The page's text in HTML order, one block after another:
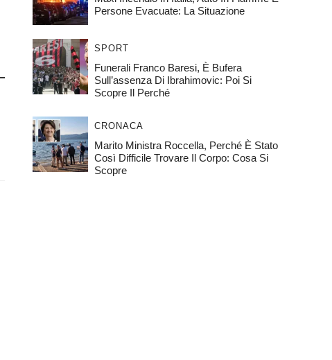
Persone Evacuate: La Situazione
SPORT
Funerali Franco Baresi, È Bufera
Sull’assenza Di Ibrahimovic: Poi Si
Scopre Il Perché
CRONACA
Marito Ministra Roccella, Perché È Stato
Così Difficile Trovare Il Corpo: Cosa Si
Scopre